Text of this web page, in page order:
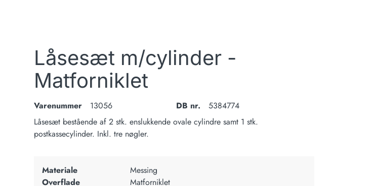
Låsesæt m/cylinder -
Matforniklet
Varenummer 13056 DB nr.
5384774
Låsesæt bestående af 2 stk. enslukkende ovale cylindre samt 1 stk.
postkassecylinder. Inkl. tre nøgler.
Materiale
Messing
Overflade
Matforniklet